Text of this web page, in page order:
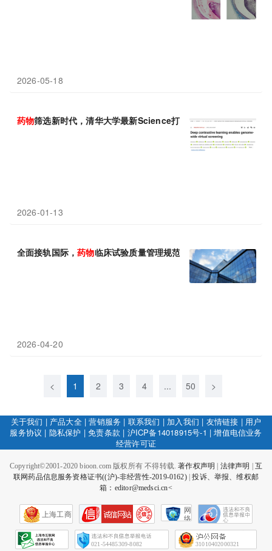
2026-05-18
药物筛选新时代，清华大学最新Science打通 药物筛选最后一公里
2026-01-13
全面接轨国际，药物临床试验质量管理规范再升级
2026-04-20
< 1 2 3 4 ... 50 >
关于我们 | 产品大全|营销服务 | 联系我们 | 加入我们 | 友情链接 | 用户
服务协议 | 隐私保护 |免责条款 | 沪ICP备14018915号-1 |增值电信业务
经营许可证
Copyright©2001-2020 bioon.com 版权所有 不得转载.著作权声明 法律声明
互
联网药品信息服务资格证书((沪)-非经营性-2019-0162)|投诉、举报、维权邮
箱：editor@medsci.cn<
上海工商
网
络
会
征
021-54485309-8082 31010402000321